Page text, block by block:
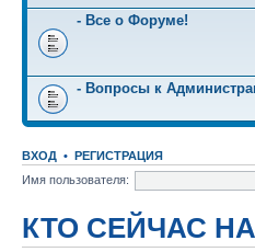
- Все о Форуме!
- Вопросы к
ВХОД • РЕГИСТРАЦИЯ
Имя пользователя:
КТО СЕЙЧАС